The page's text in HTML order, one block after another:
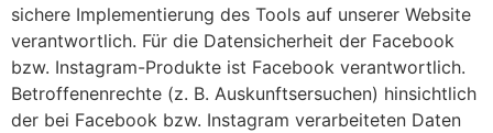
sichere Implementierung des Tools auf unserer Website
verantwortlich. Für die Datensicherheit der Facebook
bzw. Instagram-Produkte ist Facebook verantwortlich.
Betroffenenrechte (z. B. Auskunftsersuchen) hinsichtlich
der bei Facebook bzw. Instagram verarbeiteten Daten